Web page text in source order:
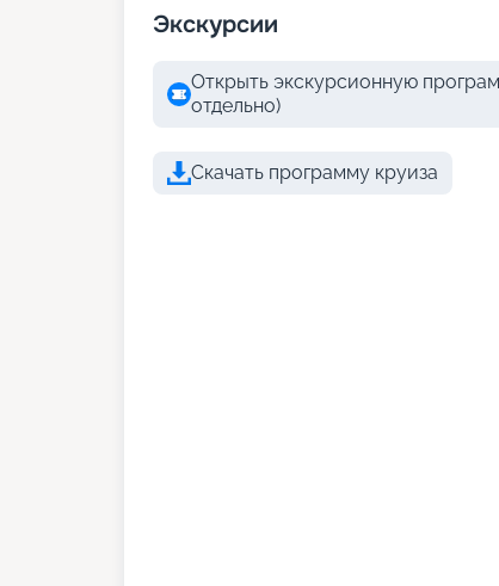
Экскурсии
Открыть экскурсионную
отдельно)
Скачать программу круиза